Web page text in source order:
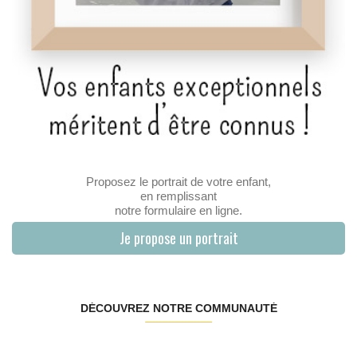
Proposez le portrait de votre enfant,
en remplissant
notre formulaire en ligne.
Je propose un portrait
DÉCOUVREZ NOTRE COMMUNAUTÉ